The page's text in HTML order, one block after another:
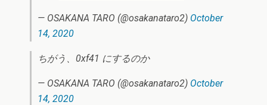
— OSAKANA TARO (@osakanataro2) October
14, 2020
ちがう、0xf41 にするのか
— OSAKANA TARO (@osakanataro2) October
14, 2020